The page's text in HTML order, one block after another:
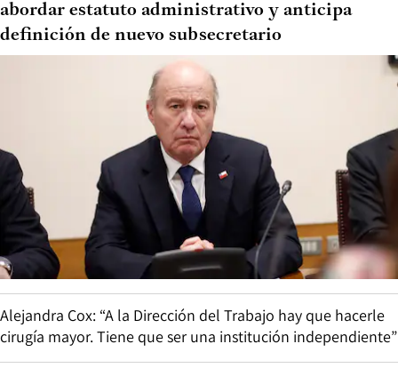
abordar estatuto administrativo y anticipa
definición de nuevo subsecretario
Alejandra Cox: “A la Dirección del Trabajo hay que hacerle
cirugía mayor. Tiene que ser una institución independiente”